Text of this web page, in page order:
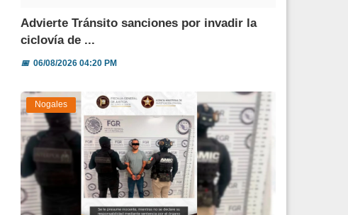
Advierte Tránsito sanciones por invadir la
ciclovía de ...
📅06/08/2026 04:20 PM
Nogales